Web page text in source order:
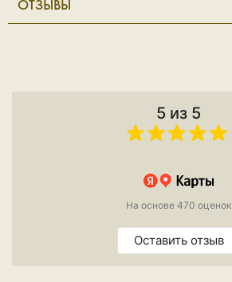
ОТЗЫВЫ
5 из 5
На основе 470 оценок
Оставить отзыв